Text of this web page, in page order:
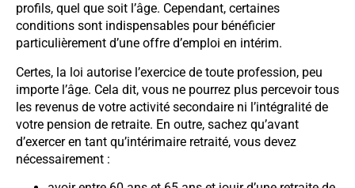
profils, quel que soit l’âge. Cependant, certaines
conditions sont indispensables pour bénéficier
particulièrement d’une offre d’emploi en intérim.
Certes, la loi autorise l’exercice de toute profession, peu
importe l’âge. Cela dit, vous ne pourrez plus percevoir tous
les revenus de votre activité secondaire ni l’intégralité de
votre pension de retraite. En outre, sachez qu’avant
d’exercer en tant qu’intérimaire retraité, vous devez
nécessairement :